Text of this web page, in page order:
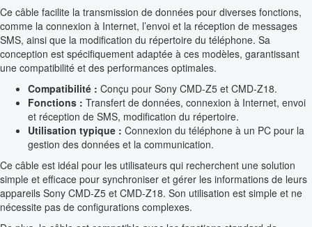
Ce câble facilite la transmission de données pour diverses fonctions,
comme la connexion à Internet, l’envoi et la réception de messages
SMS, ainsi que la modification du répertoire du téléphone. Sa
conception est spécifiquement adaptée à ces modèles, garantissant
une compatibilité et des performances optimales.
Compatibilité : Conçu pour Sony CMD-Z5 et CMD-Z18.
Fonctions : Transfert de données, connexion à Internet, envoi
et réception de SMS, modification du répertoire.
Utilisation typique : Connexion du téléphone à un PC pour la
gestion des données et la communication.
Ce câble est idéal pour les utilisateurs qui recherchent une solution
simple et efficace pour synchroniser et gérer les informations de leurs
appareils Sony CMD-Z5 et CMD-Z18. Son utilisation est simple et ne
nécessite pas de configurations complexes.